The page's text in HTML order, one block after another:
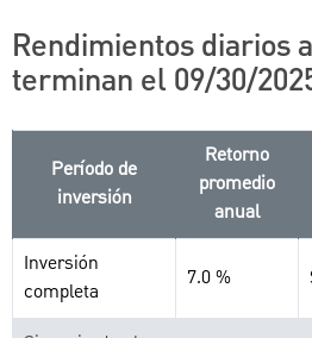
Rendimientos diarios
terminan el 09/30/
Período de
inversión
Retorno
promedio
anual
Inversión
completa
7.0 %